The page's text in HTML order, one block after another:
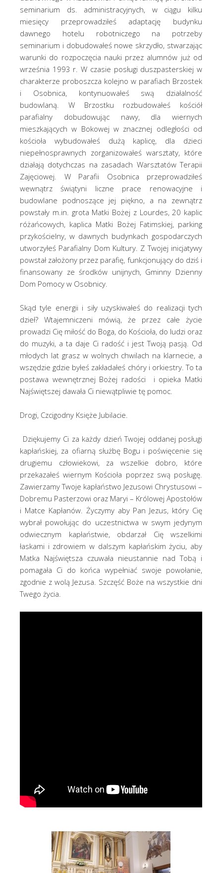
seminarium ds. administracyjnych, w ciągu kilku
miesięcy przeprowadziłeś adaptację budynku
dawnego hotelu robotniczego na potrzeby
seminarium i dobudowałeś nowe skrzydło, stwarzając
warunki do rozpoczęcia nauki przez alumnów już od
września 1993 r. W czasie posługi duszpasterskiej w
charakterze proboszcza kolejno w parafiach Brzostek
i Osobnica, kontynuowałeś swą działalność
budowlaną. W Brzostku rozbudowałeś kościół
parafialny dobudowując nawy, dla wiernych
mieszkających w Bokowej w znacznej odległości od
kościoła wybudowałeś dużą kaplicę, dla dzieci
niepełnosprawnych zorganizowałeś warsztaty, które
działają dotychczas na zasadach Warsztatów Terapii
Zajęciowej. W Parafii Osobnica przeprowadziłeś
wewnątrz świątyni liczne prace renowacyjne i
budowlane podnoszące jej piękno, a na zewnątrz
powstały m.in. grota Matki Bożej z Lourdes, 20 kaplic
różańcowych, kaplica Matki Bożej Fatimskiej, parking
przykościelny, w dawnych budynkach gospodarczych
utworzyłeś Parafialny Dom Kultury. Z Twojej inicjatywy
powstał założony przez parafię, funkcjonujący do dziś i
finansowany ze środków unijnych, Gminny Dzienny
Dom Pomocy w Osobnicy.
Skąd tyle energii i siły uzyskiwałeś do realizacji tych
dzieł? Wtajemniczeni mówią, że przez całe życie
prowadzi Cię miłość do Boga, do Kościoła, do ludzi oraz
do muzyki, a ta daje Ci radość i jest Twoją pasją. Od
młodych lat grasz w wolnych chwilach na klarnecie, a
wszędzie gdzie byłeś zakładałeś chóry i orkiestry. To ta
postawa wewnętrznej Bożej radości i opieka Matki
Najświętszej dawała Ci niewątpliwie tę pomoc.
Drogi, Czcigodny Księże Jubilacie.
Dziękujemy Ci za każdy dzień Twojej oddanej posługi
kapłańskiej, za ofiarną służbę Bogu i poświęcenie się
drugiemu człowiekowi, za wszelkie dobro, które
przekazałeś wiernym Kościoła poprzez swą posługę.
Zawierzamy Twoje kapłaństwo Jezusowi Chrystusowi –
Dobremu Pasterzowi oraz Maryi – Królowej Apostołów
i Matce Kapłanów. Życzymy aby Pan Jezus, który Cię
wybrał powołując do uczestnictwa w swym jedynym
odwiecznym kapłaństwie, obdarzał Cię wszelkimi
łaskami i zdrowiem w dalszym kapłańskim życiu, aby
Matka Najświętsza czuwała nieustannie nad Tobą i
pomagała Ci do końca wypełniać swoje powołanie,
zgodnie z wolą Jezusa. Szczęść Boże na wszystkie dni
Twego życia.